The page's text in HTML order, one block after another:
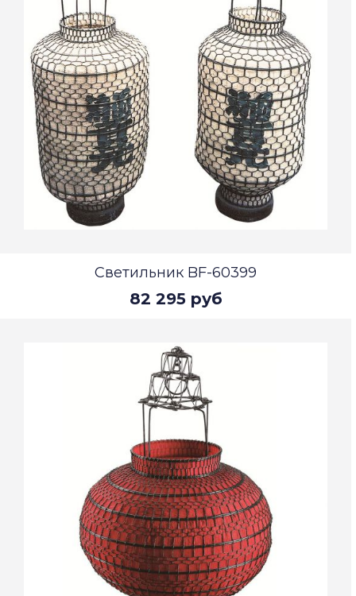
Светильник BF-60399
82 295 руб